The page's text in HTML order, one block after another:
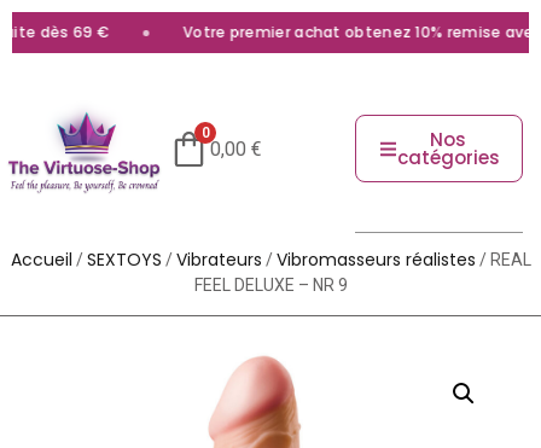
dès 69 € Votre premier achat obtenez 10% remise avec
0
0,00 € Nos
catégories
Accueil /SEXTOYS /Vibrateurs /Vibromasseurs réalistes / REAL
FEEL DELUXE – NR 9